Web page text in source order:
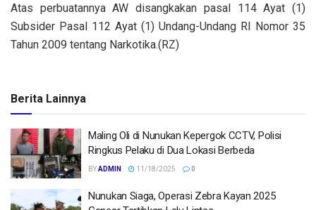
Atas perbuatannya AW disangkakan pasal 114 Ayat (1)
Subsider Pasal 112 Ayat (1) Undang-Undang RI Nomor 35
Tahun 2009 tentang Narkotika.(RZ)
Berita Lainnya
Maling Oli di Nunukan Kepergok CCTV, Polisi
Ringkus Pelaku di Dua Lokasi Berbeda
BYADMIN 11/18/2025 0
Nunukan Siaga, Operasi Zebra Kayan 2025